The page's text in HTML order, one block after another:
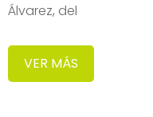
Álvarez, del
VER MÁS